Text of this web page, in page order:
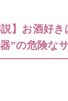
説】お酒好
”の危険な